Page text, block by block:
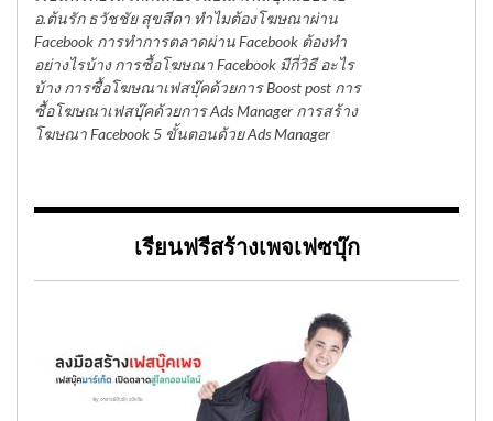
อ.ต้นรัก ธวัชชัย สุขสีดา ทำไมต้องโฆษณาผ่าน
Facebook การทำการตลาดผ่าน Facebook ต้องทำ
อย่างไรบ้าง การซื้อโฆษณา Facebook มีกี่วิธี อะไร
บ้าง การซื้อโฆษณาเฟสบุ๊คด้วยการ Boost post การ
ซื้อโฆษณาเฟสบุ๊คด้วยการ Ads Manager การสร้าง
โฆษณา Facebook 5 ขั้นตอนด้วย Ads Manager
เรียนฟรีสร้างเพจเฟซบุ๊ก